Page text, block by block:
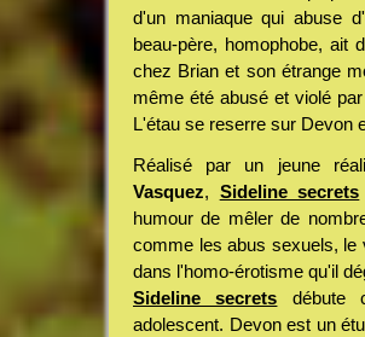
d'un maniaque qui abuse
beau-père, homophobe, ait
chez Brian et son étrange
même été abusé et violé
L'étau se reserre sur Devon
Réalisé par un jeune
Vasquez, Sideline secrets
humour de mêler de
comme les abus sexuels, le
dans l'homo-érotisme qu'il
Sideline secrets débute
adolescent. Devon est un